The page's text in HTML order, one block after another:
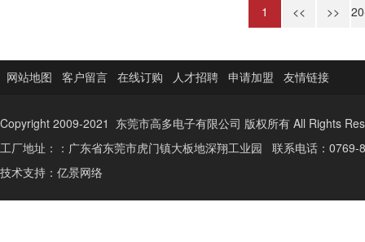
1 << >>
网站地图 客户留言 在线订购 人才招聘 申请加盟 友情链接
Copyright 2009-2021 东莞市高多电子有限公司 版权所有 All Rights
工厂地址：：广东省东莞市虎门镇大板地深翔工业园 联系电话：
技术支持： 亿景网络